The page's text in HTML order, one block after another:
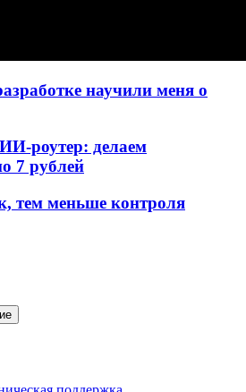
научили меня о
роутер: делаем
7 рублей
тем меньше контроля